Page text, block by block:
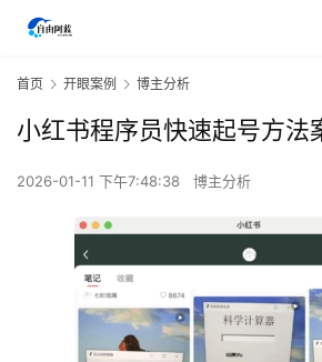
首页 开眼案例 博主分析
小红书程序员快速起号方法
2026-01-11 下午7:48:38 博主分析